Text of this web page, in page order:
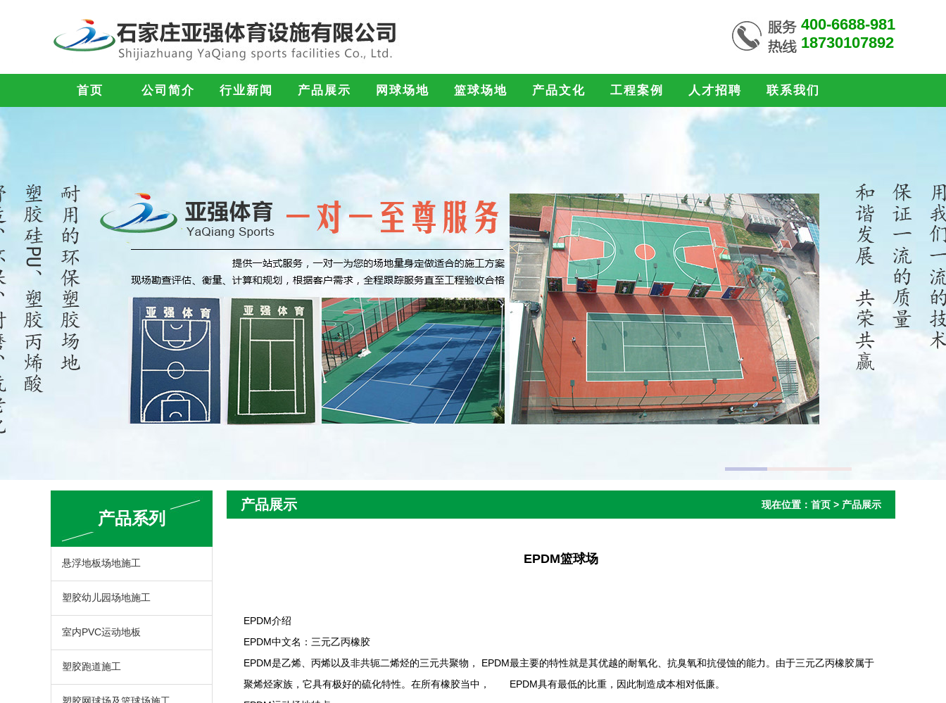
400-6688-981
18730107892
首页 公司简介 行业新闻 产品展示 网球场地 篮球场地 产品文化 工程案例 人才招聘 联系我们
产品系列
悬浮地板场地施工
塑胶幼儿园场地施工
室内PVC运动地板
塑胶跑道施工
产品展示 现在位置： 首页 > 产品展示
EPDM篮球场
EPDM介绍
EPDM中文名：三元乙丙橡胶
EPDM是乙烯、丙烯以及非共轭二烯烃的三元共聚物， EPDM最主要的特性就是其优越的耐氧化、抗臭氧和抗侵蚀的能力。由于三元乙丙橡胶属于
聚烯烃家族，它具有极好的硫化特性。在所有橡胶当中， EPDM具有最低的比重，因此制造成本相对低廉。